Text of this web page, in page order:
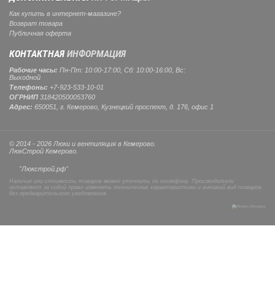
Как купить в интернет-магазине?
Возврат товара
Публичная оферта
КОНТАКТНАЯИНФОРМАЦИЯ
Рабочие часы: Пн-Пт: 10:00-17:00, Сб: 10:00-16:00, Вс:
Выходной
Телефоны: +7-923-533-10-01
ОГРНИП 318420500053760
Адрес: 650051, г. Кемерово, Кузнецкий проспект, д. 176, офис 1
© 2014 - 2026 Люки и вентиляция в Кемерово.
ЛюкСтрой Кемерово.
"Люкстрой.рф"
Наличие или стоимость товаров можно уточнить по телефону. Производители
оставляют за собой право изменять технические характеристики и внешний вид товаров
без предварительного уведомления.